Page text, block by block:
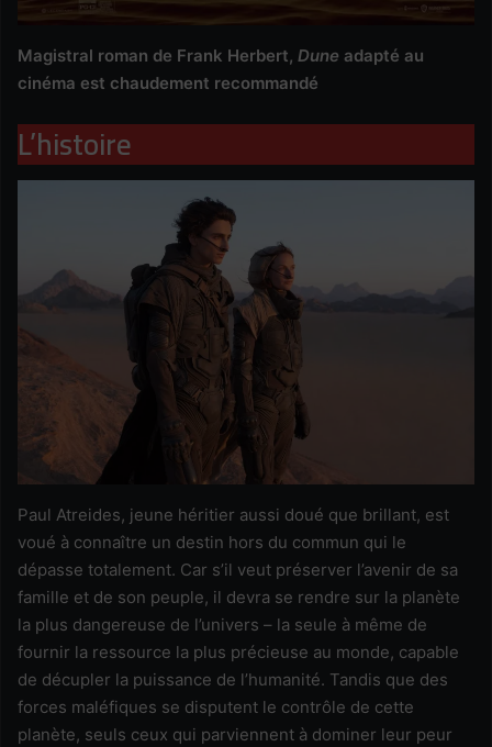
Magistral roman de Frank Herbert, Dune adapté au
cinéma est chaudement recommandé
L’histoire
Paul Atreides, jeune héritier aussi doué que brillant, est
voué à connaître un destin hors du commun qui le
dépasse totalement. Car s’il veut préserver l’avenir de sa
famille et de son peuple, il devra se rendre sur la planète
la plus dangereuse de l’univers – la seule à même de
fournir la ressource la plus précieuse au monde, capable
de décupler la puissance de l’humanité. Tandis que des
forces maléfiques se disputent le contrôle de cette
planète, seuls ceux qui parviennent à dominer leur peur